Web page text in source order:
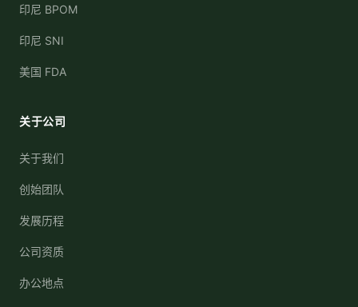
印尼 BPOM
印尼 SNI
美国 FDA
关于公司
关于我们
创始团队
发展历程
公司资质
办公地点